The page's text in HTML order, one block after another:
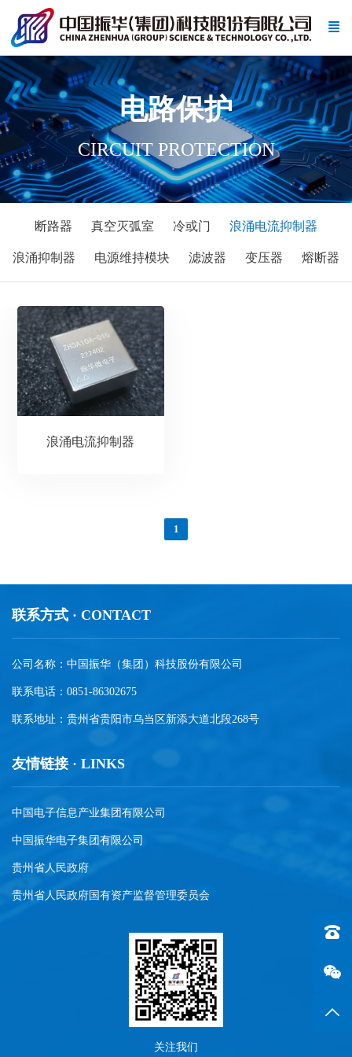
电路保护
CIRCUIT PROTECTION
断路器 真空灭弧室 冷或门 浪涌电流抑制器
浪涌抑制器 电源维持模块 滤波器 变压器 熔断器
浪涌电流抑制器
1
联系方式 · CONTACT
公司名称：中国振华（集团）科技股份有限公司
联系电话：0851-86302675
联系地址：贵州省贵阳市乌当区新添大道北段268号
友情链接 · LINKS
中国电子信息产业集团有限公司
中国振华电子集团有限公司
贵州省人民政府
贵州省人民政府国有资产监督管理委员会
关注我们
联系
返回